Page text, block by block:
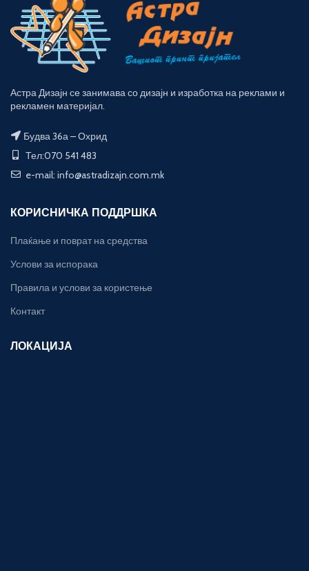
Астра Дизајн се занимава со дизајн и изработка на реклами и
рекламен материјал.
Будва 36а – Охрид
Тел:070 541 483
e-mail: info@astradizajn.com.mk
КОРИСНИЧКА ПОДДРШКА
Плаќање и поврат на средства
Услови за испорака
Правила и услови за користење
Контакт
ЛОКАЦИЈА